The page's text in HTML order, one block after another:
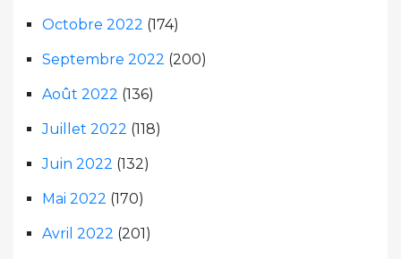
Octobre 2022 (174)
Septembre 2022 (200)
Août 2022 (136)
Juillet 2022 (118)
Juin 2022 (132)
Mai 2022 (170)
Avril 2022 (201)